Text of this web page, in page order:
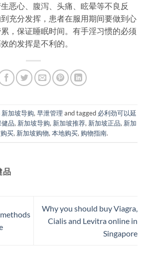
恶心、腹泻、头痛、眩晕等不良反
充分发挥，患者在服用期间要做到心
，保证睡眠时间。有手淫习惯的必须
的发挥是不利的。
新加坡导购, 早泄管理 and tagged 必利劲可以延
品, 新加坡导购, 新加坡推荐, 新加坡正品, 新加
买, 新加坡购物, 本地购买, 购物指南.
品
Why you should buy Viagra,
Cialis and Levitra online in
Singapore